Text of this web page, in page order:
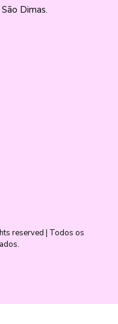
Dimas.
reserved | Todos os